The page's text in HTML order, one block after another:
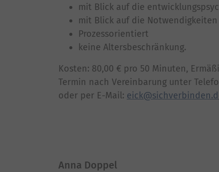
mit Blick auf die
mit Blick auf die
Prozessorientiert
keine Altersbeschränkung.
Kosten: 80,00 € pro 50 Minuten,
Termin nach Vereinbarung unter
oder per E-Mail: eick sichverbinden
Anna Doppel